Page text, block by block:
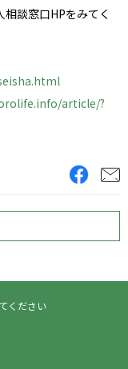
談窓口HPをみてく
article/?
ください